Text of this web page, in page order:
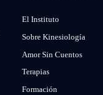
El Instituto
Sobre Kinesiología
Amor Sin Cuentos
Terapias
Formación